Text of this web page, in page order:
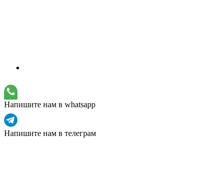
Напишите нам в whatsapp
Напишите нам в телеграм